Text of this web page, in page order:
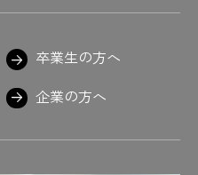
卒業生の方へ
企業の方へ